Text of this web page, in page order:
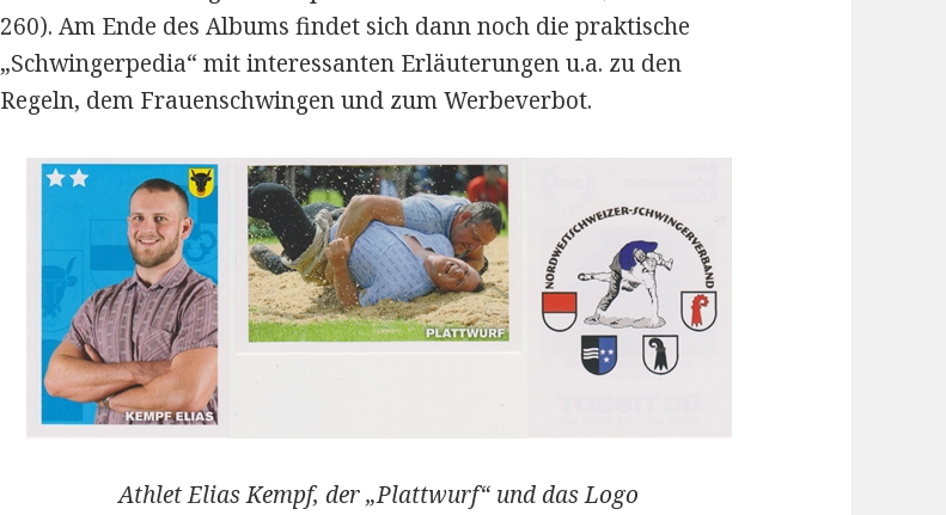
260). Am Ende des Albums findet sich dann noch die praktische
„Schwingerpedia“ mit interessanten Erläuterungen u.a. zu den
Regeln, dem Frauenschwingen und zum Werbeverbot.
Athlet Elias Kempf, der „Plattwurf“ und das Logo